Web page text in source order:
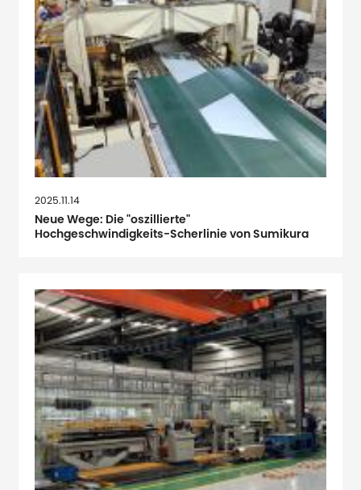
2025.11.14
Neue Wege: Die "oszillierte"
Hochgeschwindigkeits-Scherlinie von Sumikura